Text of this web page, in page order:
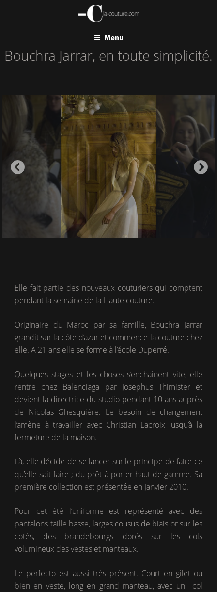
Menu
Bouchra Jarrar, en toute simplicité.
Elle fait partie des nouveaux couturiers qui comptent
pendant la semaine de la Haute couture.
Originaire du Maroc par sa famille, Bouchra Jarrar
grandit sur la côte d’azur et commence la couture chez
elle. A 21 ans elle se forme à l’école Duperré.
Quelques stages et les choses s’enchainent vite, elle
rentre chez Balenciaga par Josephus Thimister et
devient la directrice du studio pendant 10 ans auprès
de Nicolas Ghesquière. Le besoin de changement
l’amène à travailler avec Christian Lacroix jusqu’à la
fermeture de la maison.
Là, elle décide de se lancer sur le principe de faire ce
qu’elle sait faire ; du prêt à porter haut de gamme. Sa
première collection est présentée en Janvier 2010.
Pour cet été l’uniforme est représenté avec des
pantalons taille basse, larges cousus de biais or sur les
cotés, des brandebourgs dorés sur les cols
volumineux des vestes et manteaux.
Le perfecto est aussi très présent. Court en gilet ou
bien en veste, long en grand manteau, avec un col